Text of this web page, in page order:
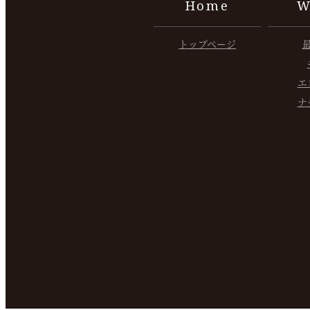
Home
トップページ